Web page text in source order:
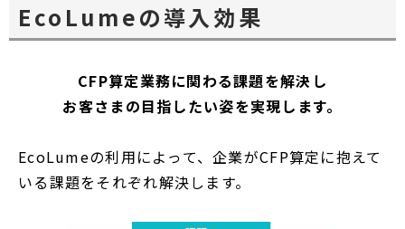
EcoLumeの導入効果
CFP算定業務に関わる課題を解決し
お客さまの目指したい姿を実現します。
EcoLumeの利用によって、企業がCFP算定に抱えて
いる課題をそれぞれ解決します。